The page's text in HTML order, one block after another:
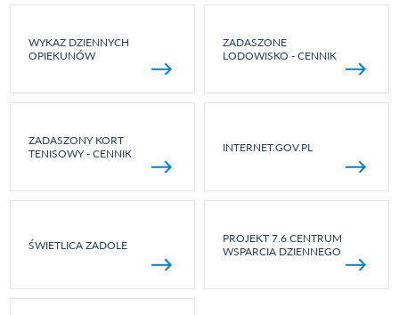
WYKAZ DZIENNYCH
OPIEKUNÓW
ZADASZONE
LODOWISKO - CENNIK
ZADASZONY KORT
TENISOWY - CENNIK
INTERNET.GOV.PL
ŚWIETLICA ZADOLE
PROJEKT 7.6 CENTRUM
WSPARCIA DZIENNEGO